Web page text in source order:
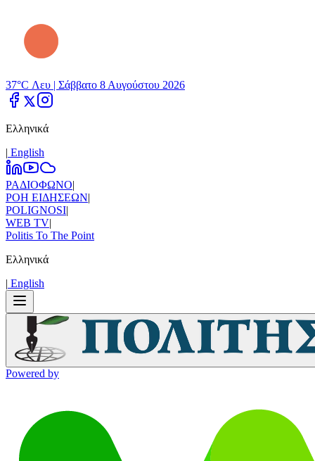
37°C Λευ | Σάββατο 8 Αυγούστου 2026
Ελληνικά
| Εnglish
ΡΑΔΙΟΦΩΝΟ|
ΡΟΗ ΕΙΔΗΣΕΩΝ|
POLIGNOSI|
WEB TV|
Politis To The Point
Ελληνικά
| Εnglish
Powered by